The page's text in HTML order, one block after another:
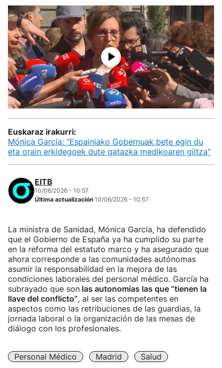
Euskaraz irakurri:
Mónica García: "Espainiako Gobernuak bete egin du
eta orain erkidegoek dute gatazka medikoaren giltza"
EITB
10/06/2026 - 10:57
Última actualización 10/06/2026 - 10:57
La ministra de Sanidad, Mónica García, ha defendido
que el Gobierno de España ya ha cumplido su parte
en la reforma del estatuto marco y ha asegurado que
ahora corresponde a las comunidades autónomas
asumir la responsabilidad en la mejora de las
condiciones laborales del personal médico. García ha
subrayado que son las autonomías las que “tienen la
llave del conflicto”, al ser las competentes en
aspectos como las retribuciones de las guardias, la
jornada laboral o la organización de las mesas de
diálogo con los profesionales.
Personal Médico Madrid
Salud